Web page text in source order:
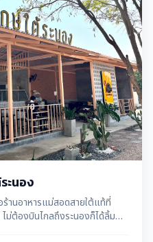
ะนอง
านอาหารแม่สอดสายใต้แท้ที่
ม่ต้องบินไกลถึงระนองก็ได้ลิ้ม